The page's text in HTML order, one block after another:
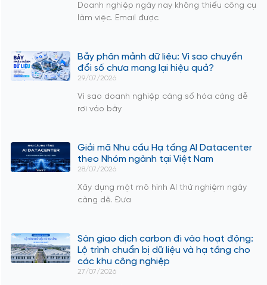
Doanh nghiệp ngày nay không thiếu công cụ
làm việc. Email được
Bẫy phân mảnh dữ liệu: Vì sao chuyển
đổi số chưa mang lại hiệu quả?
29/07/2026
Vì sao doanh nghiệp càng số hóa càng dễ
rơi vào bẫy
Giải mã Nhu cầu Hạ tầng AI Datacenter
theo Nhóm ngành tại Việt Nam
28/07/2026
Xây dựng một mô hình AI thử nghiệm ngày
càng dễ. Đưa
Sàn giao dịch carbon đi vào hoạt động:
Lộ trình chuẩn bị dữ liệu và hạ tầng cho
các khu công nghiệp
27/07/2026